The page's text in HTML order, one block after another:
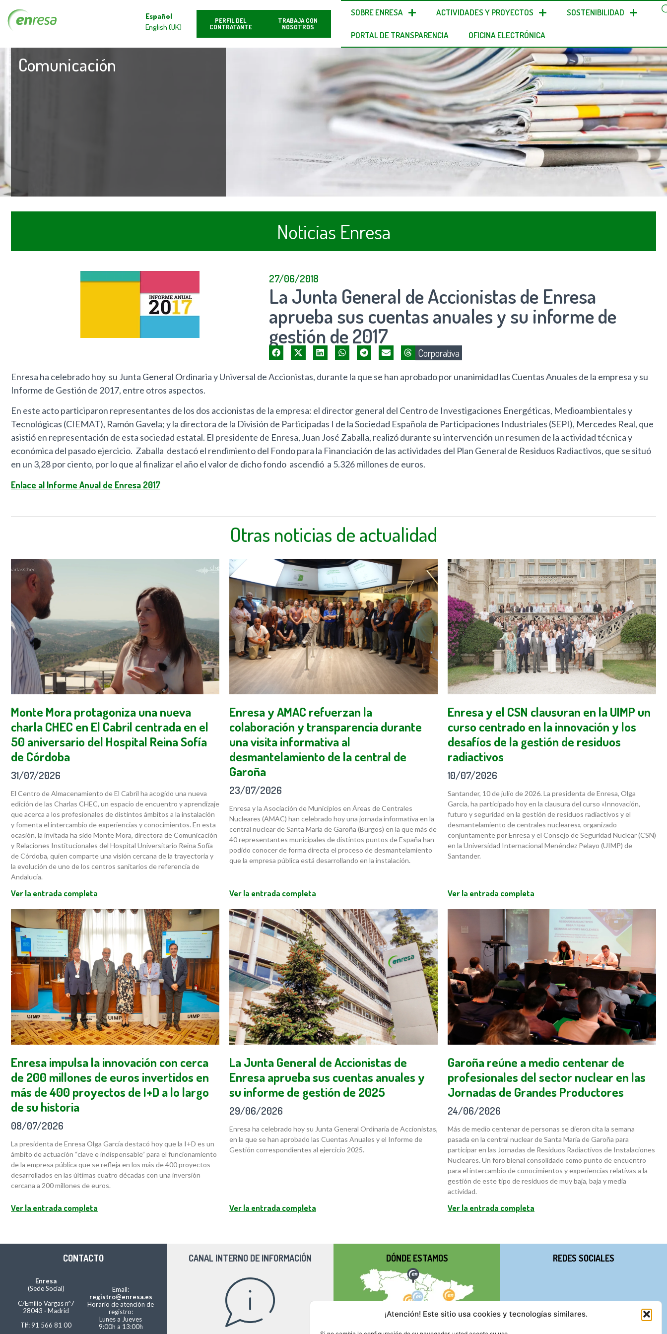
¡Atención! Este sitio usa cookies y tecnologías similares.
Español
English (UK)
PERFIL DEL
CONTRATANTE
TRABAJA CON
NOSOTROS
SOBRE ENRESA ACTIVIDADES Y PROYECTOS SOSTENIBILIDAD
PORTAL DE TRANSPARENCIA OFICINA ELECTRÓNICA
Comunicación
Noticias Enresa
27/06/2018
La Junta General de Accionistas de Enresa
aprueba sus cuentas anuales y su informe de
gestión de 2017
Corporativa
Enresa ha celebrado hoy su Junta General Ordinaria y Universal de Accionistas, durante la que se han aprobado por unanimidad las Cuentas Anuales de la empresa y su
Informe de Gestión de 2017, entre otros aspectos.
En este acto participaron representantes de los dos accionistas de la empresa: el director general del Centro de Investigaciones Energéticas, Medioambientales y
Tecnológicas (CIEMAT), Ramón Gavela; y la directora de la División de Participadas I de la Sociedad Española de Participaciones Industriales (SEPI), Mercedes Real, que
asistió en representación de esta sociedad estatal. El presidente de Enresa, Juan José Zaballa, realizó durante su intervención un resumen de la actividad técnica y
económica del pasado ejercicio. Zaballa destacó el rendimiento del Fondo para la Financiación de las actividades del Plan General de Residuos Radiactivos, que se situó
en un 3,28 por ciento, por lo que al finalizar el año el valor de dicho fondo ascendió a 5.326 millones de euros.
Enlace al Informe Anual de Enresa 2017
Otras noticias de actualidad
Monte Mora protagoniza una nueva
charla CHEC en El Cabril centrada en el
50 aniversario del Hospital Reina Sofía
de Córdoba
31/07/2026
El Centro de Almacenamiento de El Cabril ha acogido una nueva
edición de las Charlas CHEC, un espacio de encuentro y aprendizaje
que acerca a los profesionales de distintos ámbitos a la instalación
y fomenta el intercambio de experiencias y conocimientos. En esta
ocasión, la invitada ha sido Monte Mora, directora de Comunicación
y Relaciones Institucionales del Hospital Universitario Reina Sofía
de Córdoba, quien comparte una visión cercana de la trayectoria y
la evolución de uno de los centros sanitarios de referencia de
Andalucía.
Ver la entrada completa
Enresa y AMAC refuerzan la
colaboración y transparencia durante
una visita informativa al
desmantelamiento de la central de
Garoña
23/07/2026
Enresa y la Asociación de Municipios en Áreas de Centrales
Nucleares (AMAC) han celebrado hoy una jornada informativa en la
central nuclear de Santa María de Garoña (Burgos) en la que más de
40 representantes municipales de distintos puntos de España han
podido conocer de forma directa el proceso de desmantelamiento
que la empresa pública está desarrollando en la instalación.
Ver la entrada completa
Enresa y el CSN clausuran en la UIMP un
curso centrado en la innovación y los
desafíos de la gestión de residuos
radiactivos
10/07/2026
Santander, 10 de julio de 2026. La presidenta de Enresa, Olga
García, ha participado hoy en la clausura del curso «Innovación,
futuro y seguridad en la gestión de residuos radiactivos y el
desmantelamiento de centrales nucleares», organizado
conjuntamente por Enresa y el Consejo de Seguridad Nuclear (CSN)
en la Universidad Internacional Menéndez Pelayo (UIMP) de
Santander.
Ver la entrada completa
Enresa impulsa la innovación con cerca
de 200 millones de euros invertidos en
más de 400 proyectos de I+D a lo largo
de su historia
08/07/2026
La presidenta de Enresa Olga García destacó hoy que la I+D es un
ámbito de actuación “clave e indispensable” para el funcionamiento
de la empresa pública que se refleja en los más de 400 proyectos
desarrollados en las últimas cuatro décadas con una inversión
cercana a 200 millones de euros.
Ver la entrada completa
La Junta General de Accionistas de
Enresa aprueba sus cuentas anuales y
su informe de gestión de 2025
29/06/2026
Enresa ha celebrado hoy su Junta General Ordinaria de Accionistas,
en la que se han aprobado las Cuentas Anuales y el Informe de
Gestión correspondientes al ejercicio 2025.
Ver la entrada completa
Garoña reúne a medio centenar de
profesionales del sector nuclear en las
Jornadas de Grandes Productores
24/06/2026
Más de medio centenar de personas se dieron cita la semana
pasada en la central nuclear de Santa María de Garoña para
participar en las Jornadas de Residuos Radiactivos de Instalaciones
Nucleares. Un foro bienal consolidado como punto de encuentro
para el intercambio de conocimientos y experiencias relativas a la
gestión de este tipo de residuos de muy baja, baja y media
actividad.
Ver la entrada completa
CONTACTO
Enresa
(Sede Social)
C/Emilio Vargas nº7
28043 · Madrid
Tlf: 91 566 81 00
Email:
registro@enresa.es
Horario de atención de
registro:
Lunes a Jueves
9:00h a 13:00h
CANAL INTERNO DE INFORMACIÓN DÓNDE ESTAMOS REDES SOCIALES